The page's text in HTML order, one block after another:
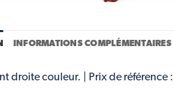
INFORMATIONS COMPLÉMENTAIRES
droite couleur. | Prix de référence